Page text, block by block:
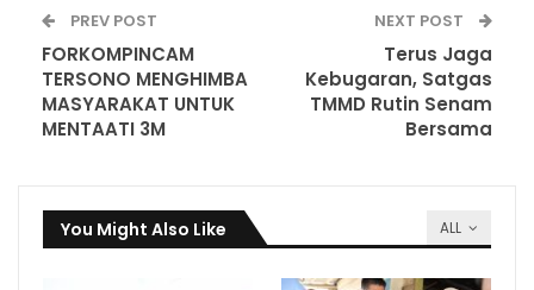
PREV POST
FORKOMPINCAM
TERSONO MENGHIMBA
MASYARAKAT UNTUK
MENTAATI 3M
NEXT POST
Terus Jaga
Kebugaran, Satgas
TMMD Rutin Senam
Bersama
ALL
You Might Also Like